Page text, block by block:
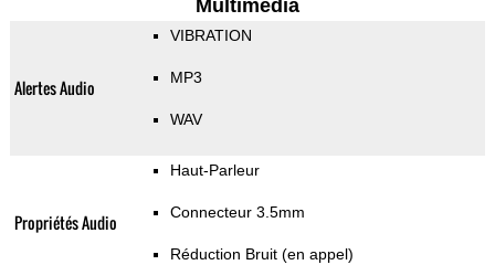
Multimedia
Alertes Audio
VIBRATION
MP3
WAV
Propriétés Audio
Haut-Parleur
Connecteur 3.5mm
Réduction Bruit (en appel)